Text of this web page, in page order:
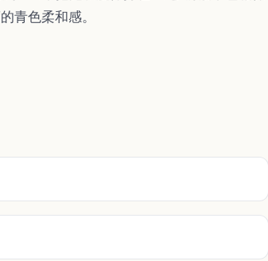
青色柔和感。